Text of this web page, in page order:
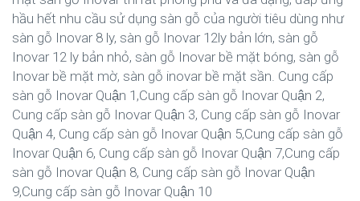
hầu hết nhu cầu sử dụng sàn gỗ của người tiêu dùng như
sàn gỗ Inovar 8 ly, sàn gỗ Inovar 12ly bản lớn, sàn gỗ
Inovar 12 ly bản nhỏ, sàn gỗ Inovar bề mặt bóng, sàn gỗ
Inovar bề mặt mờ, sàn gỗ inovar bề mặt sần. Cung cấp
sàn gỗ Inovar Quận 1,Cung cấp sàn gỗ Inovar Quận 2,
Cung cấp sàn gỗ Inovar Quận 3, Cung cấp sàn gỗ Inovar
Quận 4, Cung cấp sàn gỗ Inovar Quận 5,Cung cấp sàn gỗ
Inovar Quận 6, Cung cấp sàn gỗ Inovar Quận 7,Cung cấp
sàn gỗ Inovar Quận 8, Cung cấp sàn gỗ Inovar Quận
9,Cung cấp sàn gỗ Inovar Quận 10